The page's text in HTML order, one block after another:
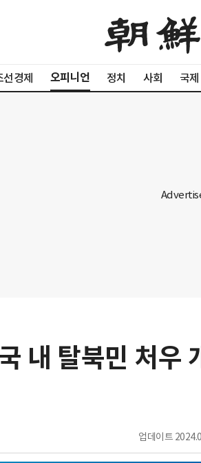
선경제 오피니언 정치 사회 국제
내 탈북민 처우
업데이트